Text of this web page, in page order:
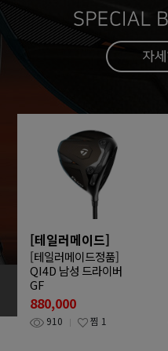
[테일러메이드]
[테일러메이드정품]
QI4D 남성 드라이버
GF
880,000
910 찜 1